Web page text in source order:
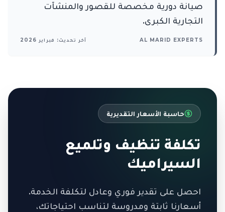
صيانة دورية مخصصة للقصور والمنشآت
التجارية الكبرى.
AL MARID EXPERTS آخر تحديث: فبراير 2026
حاسبة الأسعار التقديرية
تكلفة تنظيف وتلميع
السيراميك
احصل على تقدير فوري وعادل لتكلفة الخدمة.
أسعارنا ثابتة ومدروسة لتناسب احتياجاتك،